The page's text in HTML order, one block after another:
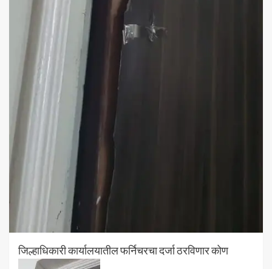
जिल्हाधिकारी कार्यालयातील फर्निचरचा दर्जा ठरविणार कोण